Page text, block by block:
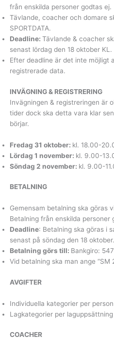
från enskilda personer godtas ej.
Tävlande, coacher och domare
SPORTDATA.
Deadline: Tävlande & coacher
senast lördag den 18 oktober
Efter deadline är det inte möjligt
registrerade data.
INVÄGNING & REGISTRERING
Invägningen & registreringen är
tider dock ska detta vara klar
börjar.
Fredag 31 oktober: kl. 18.00-
Lördag 1 november: kl. 9.00-
Söndag 2 november: kl. 9.00-
BETALNING
Gemensam betalning ska göras
Betalning från enskilda personer
Deadline: Betalning ska göras i
senast på söndag den 18 oktober.
Betalning görs till: Bankgiro:
Vid betalning ska man ange “SM
AVGIFTER
Individuella kategorier per
Lagkategorier per
COACHER